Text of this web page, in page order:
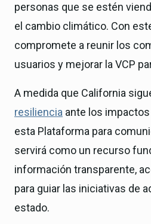
personas que se estén
el cambio climático. Con
compromete a reunir los
usuarios y mejorar la VCP
A medida que California
resiliencia ante los
esta Plataforma para
servirá como un recurso
información transparente,
para guiar las iniciativas de
estado.